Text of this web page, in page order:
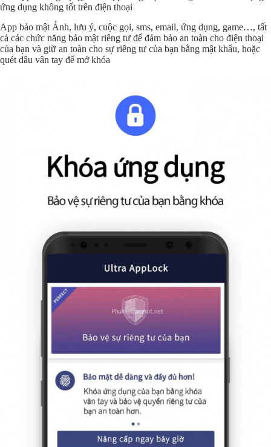
ứng dụng không tốt trên điện thoại
App bảo mật Ảnh, lưu ý, cuộc gọi, sms, email, ứng dụng, game…, tất
cả các chức năng bảo mật riêng tư để đảm bảo an toàn cho điện thoại
của bạn và giữ an toàn cho sự riêng tư của bạn bằng mật khẩu, hoặc
quét dâu vân tay để mở khóa